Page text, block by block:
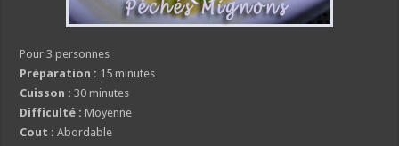
Pour 3 personnes
Préparation : 15 minutes
Cuisson :30 minutes
Difficulté : Moyenne
Cout : Abordable